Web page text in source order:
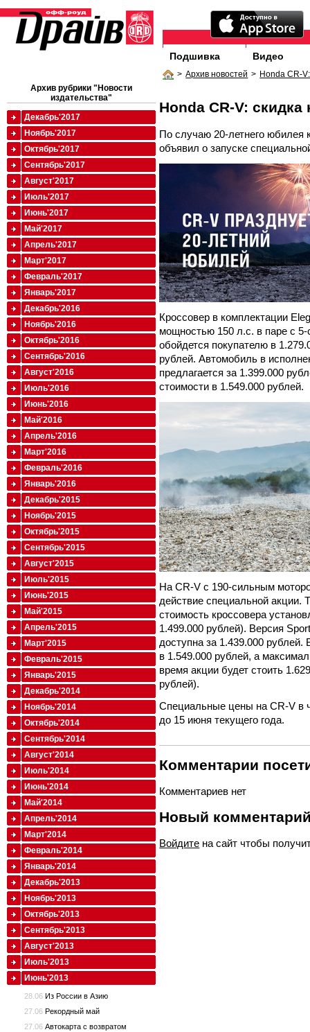
Подшивка Видео
> Архив новостей > Honda CR-
Honda CR-V: скидка
По случаю 20-летнего юбилея
объявил о запуске
Кроссовер в комплектации
мощностью 150 л.с. в паре с 5-
обойдется покупателю в
рублей. Автомобиль в
предлагается за 1.399.000
стоимости в 1.549.000 рублей.
На CR-V с 190-сильным
действие специальной акции.
стоимость кроссовера
1.499.000 рублей). Версия
доступна за 1.439.000
в 1.549.000 рублей, а
время акции будет стоить
рублей).
Специальные цены на CR-V в
до 15 июня текущего года.
Комментарии
Комментариев нет
Новый
Войдите на сайт чтобы
Архив рубрики "Новости
издательства"
Декабрь'2017
Ноябрь'2017
Октябрь'2017
Сентябрь'2017
Август'2017
Июль'2017
Июнь'2017
Май'2017
Апрель'2017
Март'2017
Февраль'2017
Январь'2017
Декабрь'2016
Ноябрь'2016
Октябрь'2016
Сентябрь'2016
Август'2016
Июль'2016
Июнь'2016
Май'2016
Апрель'2016
Март'2016
Февраль'2016
Январь'2016
Декабрь'2015
Ноябрь'2015
Октябрь'2015
Сентябрь'2015
Август'2015
Июль'2015
Июнь'2015
Май'2015
Апрель'2015
Март'2015
Февраль'2015
Январь'2015
Декабрь'2014
Ноябрь'2014
Октябрь'2014
Сентябрь'2014
Август'2014
Июль'2014
Июнь'2014
Май'2014
Апрель'2014
Март'2014
Февраль'2014
Январь'2014
Декабрь'2013
Ноябрь'2013
Октябрь'2013
Сентябрь'2013
Август'2013
Июль'2013
Июнь'2013
28.06 Из России в Азию
27.06 Рекордный май
27.06 Автокарта с возвратом